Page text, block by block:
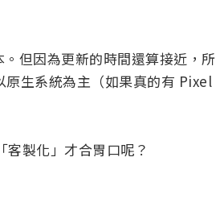
但因為更新的時間還算接近，所
生系統為主（如果真的有 Pixel
製化」才合胃口呢？